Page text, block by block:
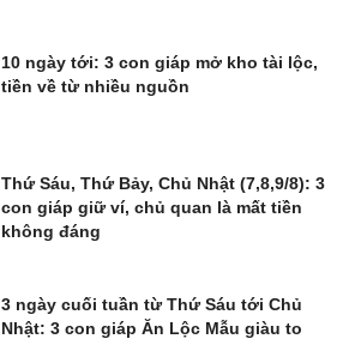
10 ngày tới: 3 con giáp mở kho tài lộc,
tiền về từ nhiều nguồn
Thứ Sáu, Thứ Bảy, Chủ Nhật (7,8,9/8): 3
con giáp giữ ví, chủ quan là mất tiền
không đáng
3 ngày cuối tuần từ Thứ Sáu tới Chủ
Nhật: 3 con giáp Ăn Lộc Mẫu giàu to